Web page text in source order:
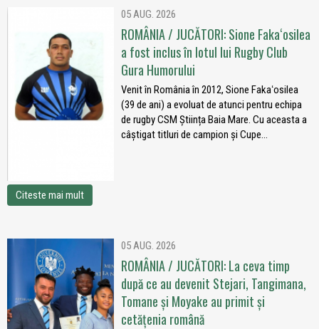
05 AUG. 2026
ROMÂNIA / JUCĂTORI: Sione Fakaʻosilea
a fost inclus în lotul lui Rugby Club
Gura Humorului
Venit în România în 2012, Sione Fakaʻosilea
(39 de ani) a evoluat de atunci pentru echipa
de rugby CSM Știința Baia Mare. Cu aceasta a
câștigat titluri de campion și Cupe...
Citeste mai mult
05 AUG. 2026
ROMÂNIA / JUCĂTORI: La ceva timp
după ce au devenit Stejari, Tangimana,
Tomane și Moyake au primit și
cetățenia română